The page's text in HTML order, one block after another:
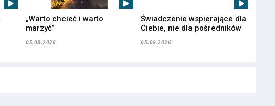
„Warto chcieć i warto
marzyć”
05.08.2026
Świadczenie wspierające dla
Ciebie, nie dla pośredników
05.08.2026